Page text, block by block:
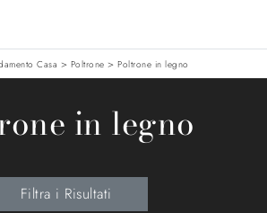
Casa > Poltrone > Poltrone in legno
in legno
Filtra i Risultati